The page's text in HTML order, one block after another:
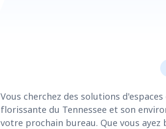
Vous cherchez des solutions
florissante du Tennessee et son
votre prochain bureau. Que vous ayez